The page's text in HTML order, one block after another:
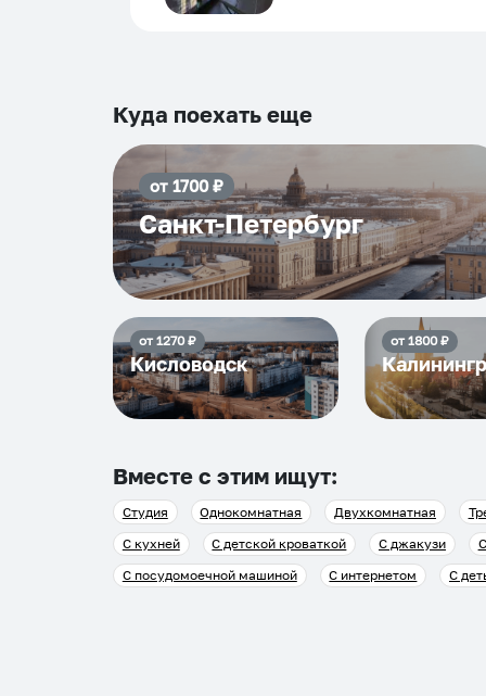
и сами будем приезжать еще...
Куда поехать еще
от 1700₽
Санкт-Петербург
от 1270₽
Кисловодск
от 1800₽
Вместе с этим ищут:
Студия Однокомнатная Двухкомнатная
С кухней
С детской кроваткой С джакузи
С посудомоечной машиной
С интернетом С